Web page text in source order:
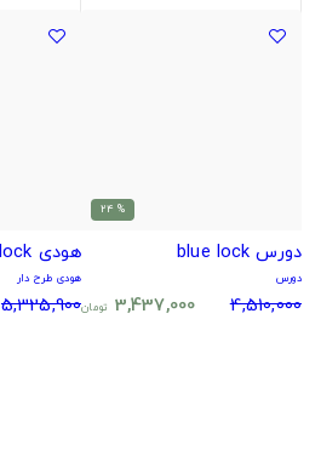
% 24
دورس blue lock
دورس
4,510,000
3,437,000 تومان
هودی blue lock
هودی طرح دار
5,325,900